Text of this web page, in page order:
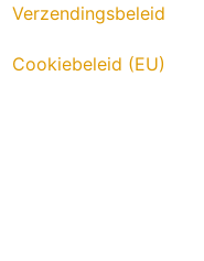
Verzendingsbeleid
Cookiebeleid (EU)